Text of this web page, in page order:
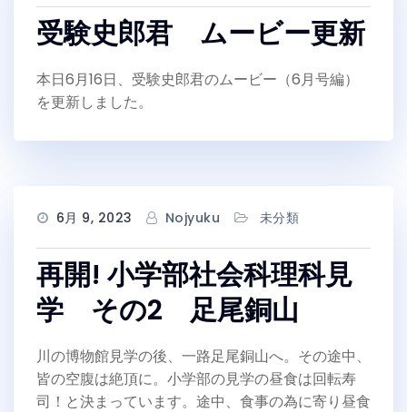
受験史郎君 ムービー更新
本日6月16日、受験史郎君のムービー（6月号編）
を更新しました。
6月 9, 2023 Nojyuku 未分類
再開! 小学部社会科理科見
学 その2 足尾銅山
川の博物館見学の後、一路足尾銅山へ。その途中、
皆の空腹は絶頂に。小学部の見学の昼食は回転寿
司！と決まっています。途中、食事の為に寄り昼食